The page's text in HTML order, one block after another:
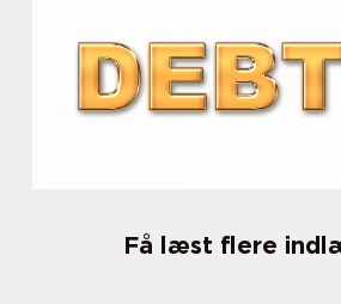
Få læst flere